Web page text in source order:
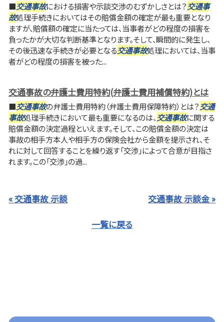
■交通事故における損害や示談交渉のむずかしさとは？交通事
故処理手続きにおいてはその賠償金額の確定が最も重要となり
ますが、賠償額の確定に当たっては、当事者がどの程度の損害を
負ったかが大切な判断基準となります。そして、瞬間的に発生し、
その後迅速な手続きが必要となる交通事故処理においては、当事
者がどの程度の損害を被った...
交通事故の弁護士費用特約(弁護士費用補償特約)とは
■交通事故の弁護士費用特約（弁護士費用保障特約）とは？交通
事故処理手続きにおいて最も重要になるのは、 交通事故に関する
賠償金額の決定過程といえます。そして、この賠償金額の決定は
事故の相手方本人や相手方の保険会社から金額を提示され、そ
れに対して回答することを繰り返す「交渉」によって合意が目指さ
れます。この「交渉」の過...
« 交通事故 示談 交通事故 示談金 »
一覧に戻る